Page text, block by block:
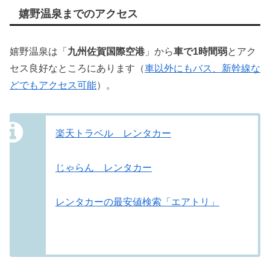
嬉野温泉までのアクセス
嬉野温泉は「 九州佐賀国際空港」から車で1時間弱とアク
セス良好なところにあります（車以外にもバス、新幹線な
どでもアクセス可能）。
楽天トラベル レンタカー
じゃらん レンタカー
レンタカーの最安値検索「エアトリ」